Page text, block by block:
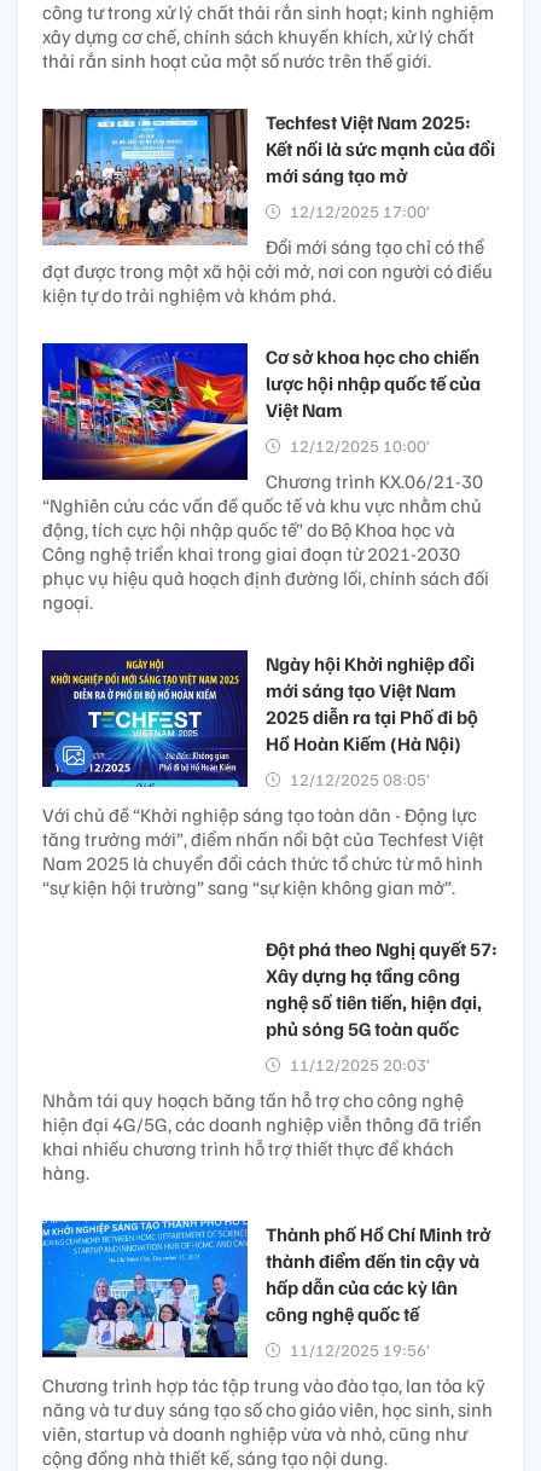
công tư trong xử lý chất thải rắn sinh hoạt; kinh nghiệm
xây dựng cơ chế, chính sách khuyến khích, xử lý chất
thải rắn sinh hoạt của một số nước trên thế giới.
Techfest Việt Nam 2025:
Kết nối là sức mạnh của đổi
mới sáng tạo mở
12/12/2025 17:00’
Đổi mới sáng tạo chỉ có thể
đạt được trong một xã hội cởi mở, nơi con người có điều
kiện tự do trải nghiệm và khám phá.
Cơ sở khoa học cho chiến
lược hội nhập quốc tế của
Việt Nam
12/12/2025 10:00’
Chương trình KX.06/21-30
“Nghiên cứu các vấn đề quốc tế và khu vực nhằm chủ
động, tích cực hội nhập quốc tế” do Bộ Khoa học và
Công nghệ triển khai trong giai đoạn từ 2021-2030
phục vụ hiệu quả hoạch định đường lối, chính sách đối
ngoại.
Ngày hội Khởi nghiệp đổi
mới sáng tạo Việt Nam
2025 diễn ra tại Phố đi bộ
Hồ Hoàn Kiếm (Hà Nội)
12/12/2025 08:05’
Với chủ đề “Khởi nghiệp sáng tạo toàn dân - Động lực
tăng trưởng mới”, điểm nhấn nổi bật của Techfest Việt
Nam 2025 là chuyển đổi cách thức tổ chức từ mô hình
“sự kiện hội trường” sang “sự kiện không gian mở”.
Đột phá theo Nghị quyết 57:
Xây dựng hạ tầng công
nghệ số tiên tiến, hiện đại,
phủ sóng 5G toàn quốc
11/12/2025 20:03’
Nhằm tái quy hoạch băng tần hỗ trợ cho công nghệ
hiện đại 4G/5G, các doanh nghiệp viễn thông đã triển
khai nhiều chương trình hỗ trợ thiết thực để khách
hàng.
Thành phố Hồ Chí Minh trở
thành điểm đến tin cậy và
hấp dẫn của các kỳ lân
công nghệ quốc tế
11/12/2025 19:56’
Chương trình hợp tác tập trung vào đào tạo, lan tỏa kỹ
năng và tư duy sáng tạo số cho giáo viên, học sinh, sinh
viên, startup và doanh nghiệp vừa và nhỏ, cũng như
cộng đồng nhà thiết kế, sáng tạo nội dung.